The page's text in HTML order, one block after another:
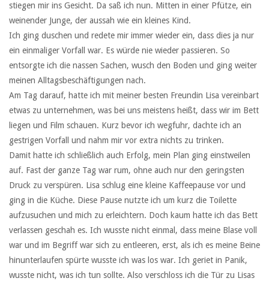
stiegen mir ins Gesicht. Da saß ich nun. Mitten in einer Pfütze, ein
weinender Junge, der aussah wie ein kleines Kind.
Ich ging duschen und redete mir immer wieder ein, dass dies ja nur
ein einmaliger Vorfall war. Es würde nie wieder passieren. So
entsorgte ich die nassen Sachen, wusch den Boden und ging weiter
meinen Alltagsbeschäftigungen nach.
Am Tag darauf, hatte ich mit meiner besten Freundin Lisa vereinbart
etwas zu unternehmen, was bei uns meistens heißt, dass wir im Bett
liegen und Film schauen. Kurz bevor ich wegfuhr, dachte ich an
gestrigen Vorfall und nahm mir vor extra nichts zu trinken.
Damit hatte ich schließlich auch Erfolg, mein Plan ging einstweilen
auf. Fast der ganze Tag war rum, ohne auch nur den geringsten
Druck zu verspüren. Lisa schlug eine kleine Kaffeepause vor und
ging in die Küche. Diese Pause nutzte ich um kurz die Toilette
aufzusuchen und mich zu erleichtern. Doch kaum hatte ich das Bett
verlassen geschah es. Ich wusste nicht einmal, dass meine Blase voll
war und im Begriff war sich zu entleeren, erst, als ich es meine Beine
hinunterlaufen spürte wusste ich was los war. Ich geriet in Panik,
wusste nicht, was ich tun sollte. Also verschloss ich die Tür zu Lisas